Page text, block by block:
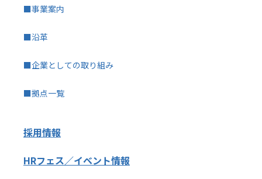
■事業案内
■沿革
■企業としての取り組み
■拠点一覧
採用情報
HRフェス／イベント情報